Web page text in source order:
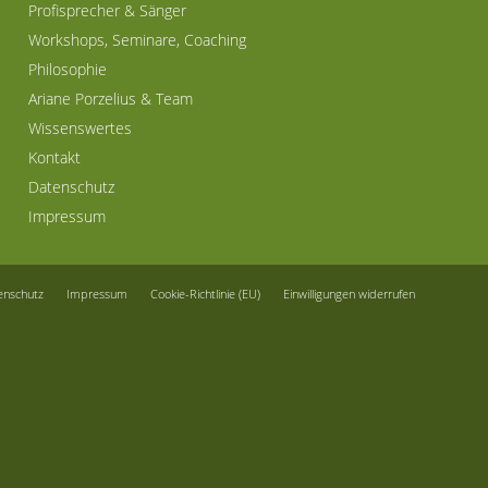
Profisprecher & Sänger
Workshops, Seminare, Coaching
Philosophie
Ariane Porzelius & Team
Wissenswertes
Kontakt
Datenschutz
Impressum
Impressum Cookie-Richtlinie (EU) Einwilligungen widerrufen